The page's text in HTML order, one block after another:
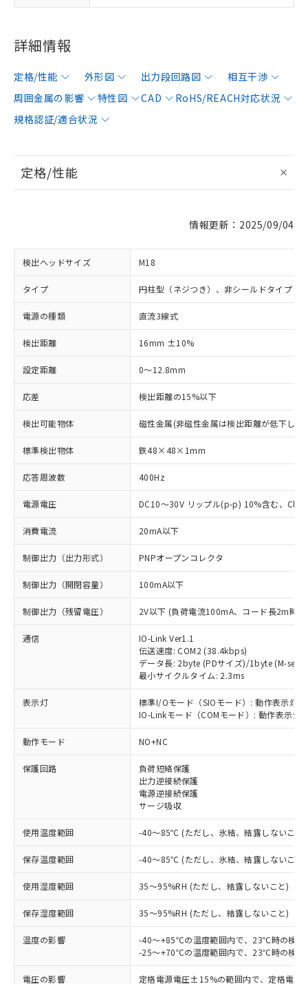
詳細情報
定格/性能 外形図 出力段回路図
相互干渉
周囲金属の影響
特性図 CAD
RoHS/REACH対応状況
規格認証/適合状況
定格/性能
情報更新：2025/09/04
検出ヘッドサイズ M18
タイプ 円柱型（ネジつき）、非シールドタイプ
電源の種類 直流3線式
検出距離 16mm ±10%
設定距離 0～12.8mm
応差 検出距離の15%以下
検出可能物体 磁性金属(非磁性金属は検出距離が低下しま
標準検出物体 鉄48×48×1mm
応答周波数 400Hz
電源電圧 DC10～30V リップル(p-p) 10%含む、
消費電流 20mA以下
制御出力（出力形式） PNPオープンコレクタ
制御出力（開閉容量） 100mA以下
制御出力（残留電圧） 2V以下 (負荷電流100mA、コード長2m時)
通信
IO-Link Ver1.1
伝送速度: COM2 (38.4kbps)
データ長: 2byte (PDサイズ)/1byte (M-
最小サイクルタイム: 2.3ms
表示灯
標準I/Oモード（SIOモード）: 動作表示灯(
IO-Linkモード（COMモード）: 動作表示
動作モード NO+NC
保護回路
負荷短絡保護
出力逆接続保護
電源逆接続保護
サージ吸収
使用温度範囲 -40～85℃ (ただし、氷結、結露しないこと)
保存温度範囲 -40～85℃ (ただし、氷結、結露しないこと)
使用湿度範囲 35～95%RH (ただし、結露しないこと)
保存湿度範囲 35～95%RH (ただし、結露しないこと)
温度の影響
-40～+85℃の温度範囲内で、23℃時の検
-25～+70℃の温度範囲内で、23℃時の検
電圧の影響 定格電源電圧±15%の範囲内で、定格電
ご利用条件
以下の条件をお読みいただき、同意のうえ
ご利用ください。
本サービスは、当社制御機器事業取扱
商品の当社在庫状況および標準価格
(税抜)を提供させていただくもので
当社制御機器事業取扱商品の中には、
本サービスの対象外となる商品もある
対応済み：EU RoHS指令（10物質）の
非含有に対応した製品が提供可能な商品で
対応予定：EU RoHS指令（10物質）の非含
有に対応した製品に切り替える予定のある
商品です。
対応予定なし：EU RoHS指令（10物質）の
非含有に非対応の商品で、対応品を出す予
調査・確認中：EU RoHS指令（10物質）の
非含有の対応状況を調査中または確認中の
非該当品：ライセンス料など無形物で、有
害物質有無と関係のない商品です。
仕入先様の事情により、非含有部品として
いたものが、含有品と判明した場合などや
※1 中国RoHS○×表
「○」：最大均質材料含有率が中国RoHSの
基準値以下であることを示します。
「×」：最大均質材料含有率が中国RoHSの
基準値を超えていることを示します。